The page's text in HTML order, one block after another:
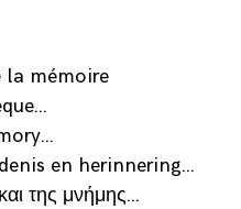
la mémoire
en herinnering…
της μνήμης…